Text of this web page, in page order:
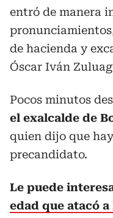
entró de manera
de hacienda y
Óscar Iván
Pocos minutos
el exalcalde de
quien dijo que
precandidato.
Le puede
edad que atacó